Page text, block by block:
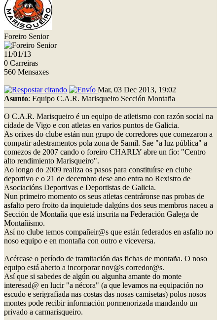
Foreiro Senior
11/01/13
0 Carreiras
560 Mensaxes
Mar, 03 Dec 2013, 19:02
Asunto: Equipo C.A.R. Marisqueiro Sección Montaña
O C.A.R. Marisqueiro é un equipo de atletismo con razón social na
cidade de Vigo e con atletas en varios puntos de Galicia.
As orixes do clube están nun grupo de corredores que comezaron a
compatir adestramentos pola zona de Samil. Sae "a luz pública" a
comezos de 2007 cando o foreiro CHARLY abre un fío: "Centro
alto rendimiento Marisqueiro".
Ao longo do 2009 realiza os pasos para constituírse en clube
deportivo e o 21 de decembro dese ano entra no Rexistro de
Asociacións Deportivas e Deportistas de Galicia.
Nun primeiro momento os seus atletas centráronse nas probas de
asfalto pero froito da inquietude dalgúns dos seus membros naceu a
Sección de Montaña que está inscrita na Federación Galega de
Montañismo.
Así no clube temos compañeir@s que están federados en asfalto no
noso equipo e en montaña con outro e viceversa.
Acércase o período de tramitación das fichas de montaña. O noso
equipo está aberto a incorporar nov@s corredor@s.
Así que si sabedes de algún ou algunha amante do monte
interesad@ en lucir "a nécora" (a que levamos na equipación no
escudo e serigrafiada nas costas das nosas camisetas) polos nosos
montes pode recibir información pormenorizada mandando un
privado a carmarisqueiro.